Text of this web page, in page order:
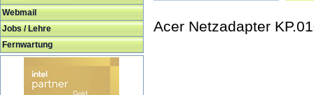
Webmail
Jobs / Lehre
Fernwartung
Acer Netzadapter